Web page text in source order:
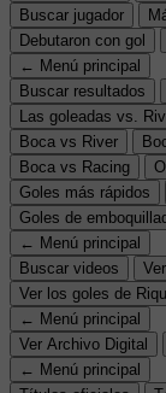
Buscar jugador
Debutaron con gol
← Menú principal
Buscar resultados
Las goleadas vs.
Boca vs River
Boca vs Racing
Goles más rápidos
Goles de
← Menú principal
Buscar videos
Ver los goles de
← Menú principal
Ver Archivo Digital
← Menú principal